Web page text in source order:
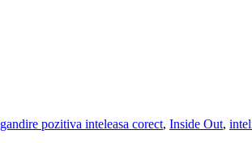
gandire pozitiva inteleasa corect, Inside Out,